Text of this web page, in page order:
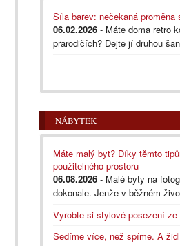
Síla barev: nečekaná proměna
06.02.2026 - Máte doma retro
prarodičích? Dejte jí druhou
NÁBYTEK
Máte malý byt? Díky těmto
použitelného prostoru
06.08.2026 - Malé byty na
dokonale. Jenže v běžném
Vyrobte si stylové posezení
Sedíme více, než spíme. A